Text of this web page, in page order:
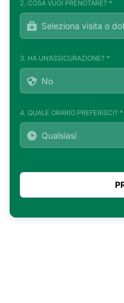
2. COSA VUOI PRENOTARE? *
3. HA UN'ASSICURAZIONE? *
4. QUALE ORARIO PREFERISCI? *